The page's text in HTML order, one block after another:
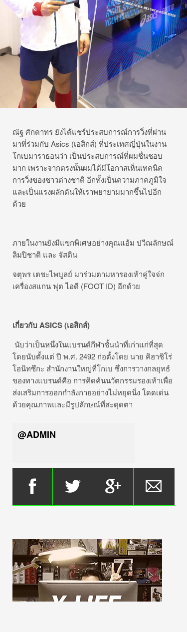
ณัฐ ศักดาทร ยังได้แชร์ประสบการณ์การวิ่งที่ผ่าน
มาที่ร่วมกับ Asics (เอสิกส์) ที่ประเทศญี่ปุ่นในงาน
โกเบมาราธอนว่า เป็นประสบการณ์ที่ผมชื่นชอบ
มาก เพราะจากตรงนั้นผมได้มีโอกาสเห็นเทคนิค
การวิ่งของชาวต่างชาติ อีกทั้งเป็นความภาคภูมิใจ
และเป็นแรงผลักดันให้เราพยายามมากขึ้นไปอีก
ด้วย
ภายในงานยังมีแขกพิเศษอย่างคุณแอ้ม ปวีณลักษณ์
ลิมปิชาติ และ จัสติน
จตุพร เตชะไพบูลย์ มาร่วมตามหารองเท้าคู่ใจจ่ก
เครื่องสแกน ฟุต ไอดี (FOOT ID) อีกด้วย
เกี่ยวกับ ASICS (เอสิกส์)
นับว่าเป็นหนึ่งในแบรนด์กีฬาชั้นนำที่เก่าแก่ที่สุด
โดยนับตั้งแต่ ปี พ.ศ. 2492 ก่อตั้งโดย นาย คิฮาชิโร่
โอนิทซึกะ สำนักงานใหญ่ที่โกเบ ซึ่งการวางกลยุทธ์
ของทางแบรนด์คือ การคิดค้นนวัตกรรมรองเท้าเพื่อ
ส่งเสริมการออกกำลังกายอย่างไม่หยุดนิ่ง โดดเด่น
ด้วยคุณภาพและมีรูปลักษณ์ที่สะดุดตา
@ADMIN